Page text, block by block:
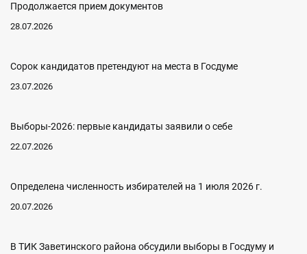
Продолжается прием документов
28.07.2026
Сорок кандидатов претендуют на места в Госдуме
23.07.2026
Выборы-2026: первые кандидаты заявили о себе
22.07.2026
Определена численность избирателей на 1 июля 2026 г.
20.07.2026
В ТИК Заветинского района обсудили выборы в Госдуму и